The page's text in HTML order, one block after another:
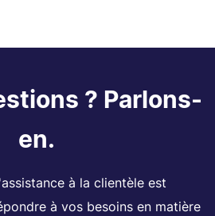
? Parlons-
en.
à la clientèle est
à vos besoins en matière